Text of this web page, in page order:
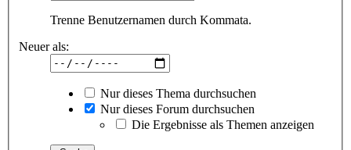
Trenne Benutzernamen durch Kommata.
Neuer als:
Nur dieses Thema durchsuchen
Nur dieses Forum durchsuchen
Die Ergebnisse als Themen anzeigen